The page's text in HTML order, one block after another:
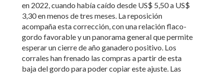
en 2022, cuando había caído desde US$ 5,50 a US$
3,30 en menos de tres meses. La reposición
acompaña esta corrección, con una relación flaco-
gordo favorable y un panorama general que permite
esperar un cierre de año ganadero positivo. Los
corrales han frenado las compras a partir de esta
baja del gordo para poder copiar este ajuste. Las